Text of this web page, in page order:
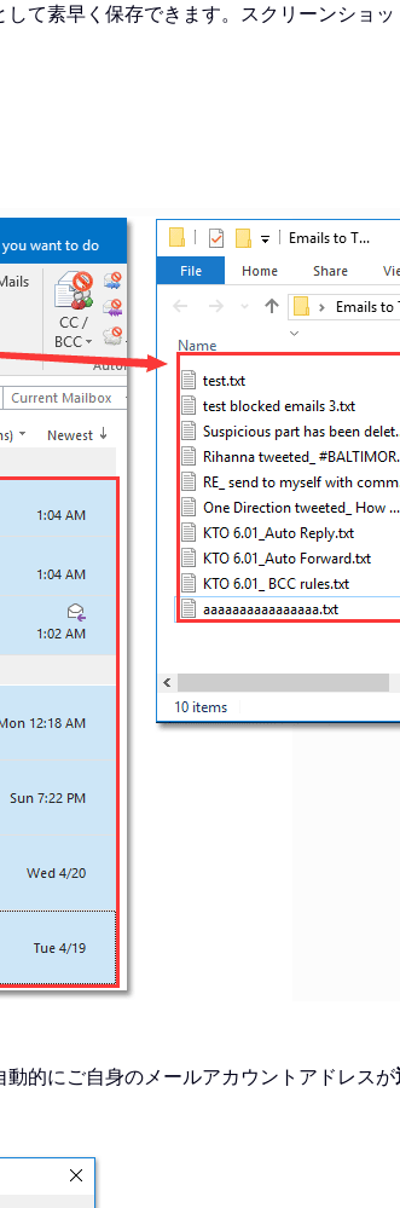
て素早く保存できます。スクリーンショ
的にご自身のメールアカウントアドレスが